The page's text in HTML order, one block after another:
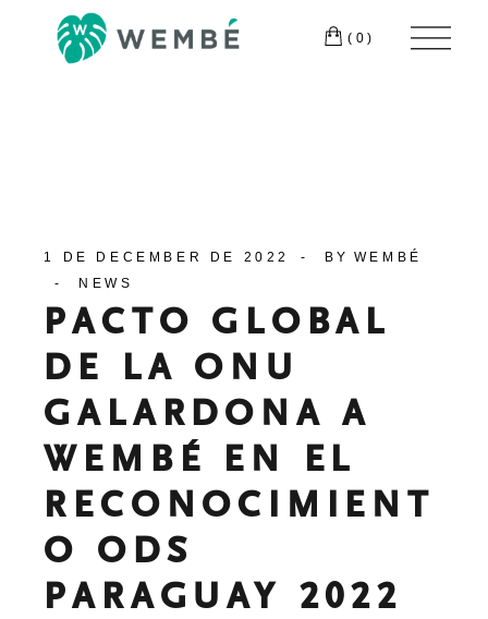
(0)
1 DE DECEMBER DE 2022 BY WEMBÉ
NEWS
PACTO GLOBAL
DE LA ONU
GALARDONA A
WEMBÉ EN EL
RECONOCIMIENT
O ODS
PARAGUAY 2022
Nor